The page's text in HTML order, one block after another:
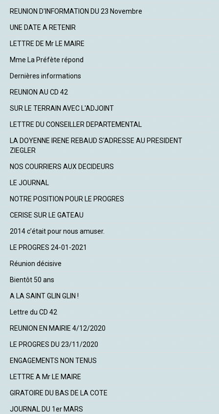
REUNION D'INFORMATION DU 23 Novembre
UNE DATE A RETENIR
LETTRE DE Mr LE MAIRE
Mme La Préfète répond
Dernières informations
REUNION AU CD 42
SUR LE TERRAIN AVEC L'ADJOINT
LETTRE DU CONSEILLER DEPARTEMENTAL
LA DOYENNE IRENE REBAUD S'ADRESSE AU PRESIDENT
ZIEGLER
NOS COURRIERS AUX DECIDEURS
LE JOURNAL
NOTRE POSITION POUR LE PROGRES
CERISE SUR LE GATEAU
2014 c’était pour nous amuser.
LE PROGRES 24-01-2021
Réunion décisive
Bientôt 50 ans
A LA SAINT GLIN GLIN !
Lettre du CD 42
REUNION EN MAIRIE 4/12/2020
LE PROGRES DU 23/11/2020
ENGAGEMENTS NON TENUS
LETTRE A Mr LE MAIRE
GIRATOIRE DU BAS DE LA COTE
JOURNAL DU 1er MARS